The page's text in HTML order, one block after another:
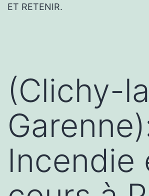
ET RETENIR.
(Clichy-
Incendie